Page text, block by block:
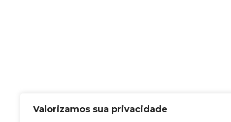
Valorizamos sua privacidade